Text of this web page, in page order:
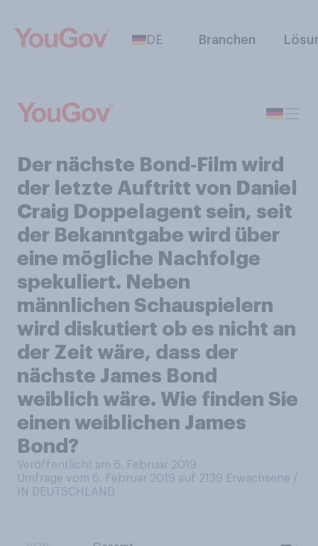
DE Branchen
Der nächste Bond‑Film wird
der letzte Auftritt von Daniel
Craig Doppelagent sein, seit
der Bekanntgabe wird über
eine mögliche Nachfolge
spekuliert. Neben
männlichen Schauspielern
wird diskutiert ob es nicht an
der Zeit wäre, dass der
nächste James Bond
weiblich wäre. Wie finden Sie
einen weiblichen James
Bond?
Veröffentlicht am 6. Februar 2019
Umfrage vom 6. Februar 2019 auf 2139 Erwachsene /
IN DEUTSCHLAND